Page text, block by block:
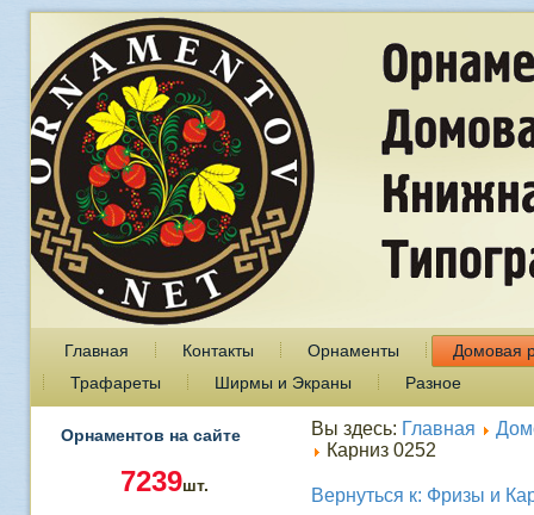
Главная Контакты Орнаменты
Домовая
Трафареты
Ширмы и Экраны Разное
Орнаментов на сайте
7239шт.
Вы здесь: Главная
Карниз 0252
Вернуться к: Фризы и